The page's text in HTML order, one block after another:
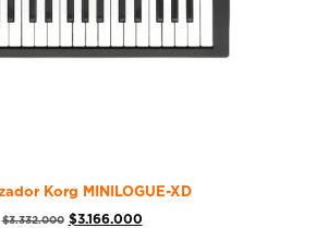
Korg MINILOGUE-XD
$3.332.000 $3.166.000